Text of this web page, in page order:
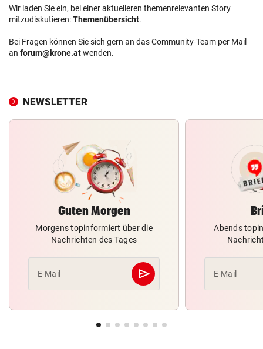
Wir laden Sie ein, bei einer aktuelleren themenrelevanten Story
mitzudiskutieren:Themenübersicht.
Bei Fragen können Sie sich gern an das Community-Team per Mail
an forum@krone.atwenden.
NEWSLETTER
Guten Morgen
Morgens topinformiert über die
Nachrichten des Tages
E-Mail send
Abschicken
Abends
E-Mail